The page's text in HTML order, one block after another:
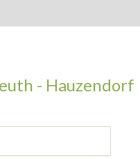
- Hauzendorf